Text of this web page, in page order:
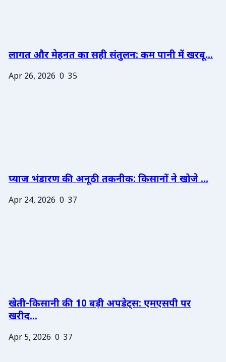
लागत और मेहनत का सही संतुलन: कम पानी में खरबू...
Apr 26, 2026 0 35
प्याज भंडारण की अनूठी तकनीक: किसानों ने खोजे ...
Apr 24, 2026 0 37
खेती-किसानी की 10 बड़ी अपडेट्स: एमएसपी पर
खरीद...
Apr 5, 2026 0 37